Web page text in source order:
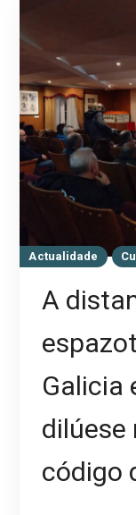
Actualidade
A
Galicia
dilúese
código